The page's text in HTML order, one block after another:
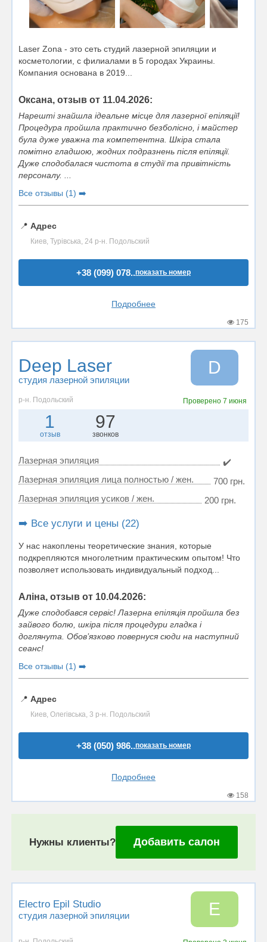
Laser Zona - это сеть студий лазерной эпиляции и
косметологии, с филиалами в 5 городах Украины.
Компания основана в 2019...
Оксана, отзыв от 11.04.2026:
Нарешті знайшла ідеальне місце для лазерної епіляції!
Процедура пройшла практично безболісно, і майстер
була дуже уважна та компетентна. Шкіра стала
помітно гладшою, жодних подразнень після епіляції.
Дуже сподобалася чистота в студії та привітність
персоналу. ...
Все отзывы (1) ➡️
📍 Адрес
Киев, Турівська, 24 р-н. Подольский
+38 (099) 078..показать номер
Подробнее
175
Deep Laser
студия лазерной эпиляции
D
р-н. Подольский Проверено 7 июня
1
отзыв
97
звонков
Лазерная эпиляция
✔️
Лазерная эпиляция лица полностью / жен.
700 грн.
Лазерная эпиляция усиков / жен.
200 грн.
➡️ Все услуги и цены (22)
У нас накоплены теоретические знания, которые
подкрепляются многолетним практическим опытом! Что
позволяет использовать индивидуальный подход...
Аліна, отзыв от 10.04.2026:
Дуже сподобався сервіс! Лазерна епіляція пройшла без
зайвого болю, шкіра після процедури гладка і
доглянута. Обов’язково повернуся сюди на наступний
сеанс!
Все отзывы (1) ➡️
📍 Адрес
Киев, Олегівська, 3 р-н. Подольский
+38 (050) 986..показать номер
Подробнее
158
Нужны клиенты? Добавить салон
Electro Epil Studio
студия лазерной эпиляции E